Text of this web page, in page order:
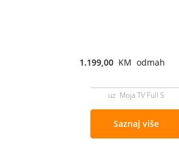
1.199,00 KM odmah
uz Moja TV Full S
Saznaj više